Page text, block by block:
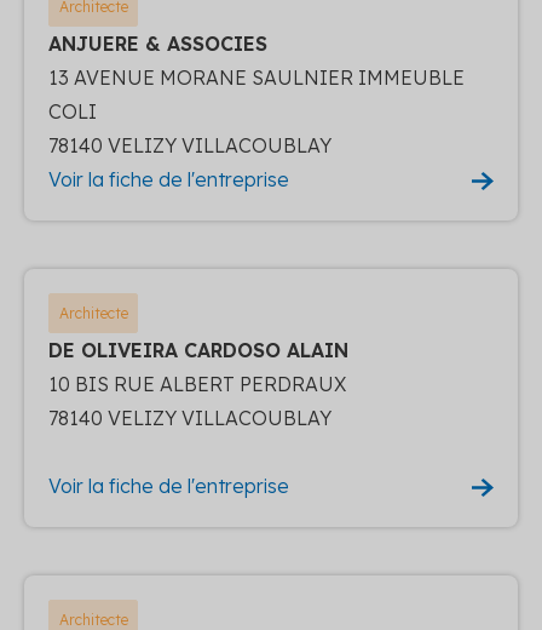
Architecte
ANJUERE & ASSOCIES
13 AVENUE MORANE SAULNIER IMMEUBLE
COLI
78140 VELIZY VILLACOUBLAY
Voir la fiche de l'entreprise
Architecte
DE OLIVEIRA CARDOSO ALAIN
10 BIS RUE ALBERT PERDRAUX
78140 VELIZY VILLACOUBLAY
Voir la fiche de l'entreprise
Architecte